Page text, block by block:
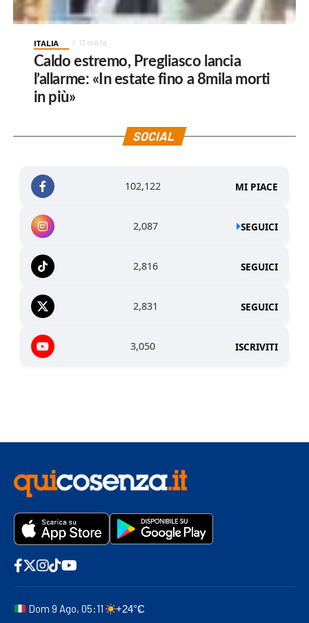
ITALIA 13 ore fa
Caldo estremo, Pregliasco lancia
l’allarme: «In estate fino a 8mila morti
in più»
SOCIAL
102,122 MI PIACE
2,087 SEGUICI
2,816 SEGUICI
2,831 SEGUICI
3,050 ISCRIVITI
Dom 9 Ago, 05:11 +24°C